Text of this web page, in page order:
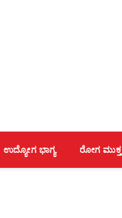
ಉದ್ಯೋಗ ಭಾಗ್ಯ ರೋಗ ಮುಕ್ತ